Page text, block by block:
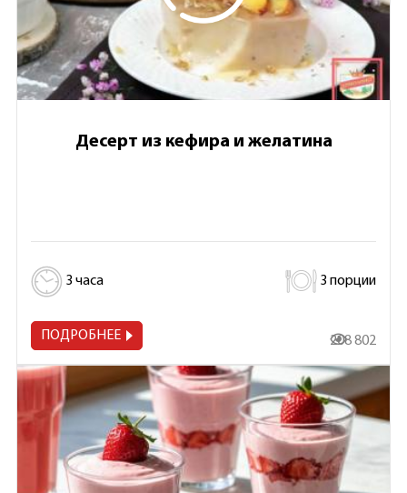
Десерт из кефира и желатина
3 часа 3 порции
ПОДРОБНЕЕ 208 802